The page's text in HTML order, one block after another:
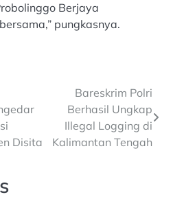
Berjaya
pungkasnya.
Disita
Bareskrim Polri
Berhasil Ungkap
Illegal Logging di
Kalimantan Tengah